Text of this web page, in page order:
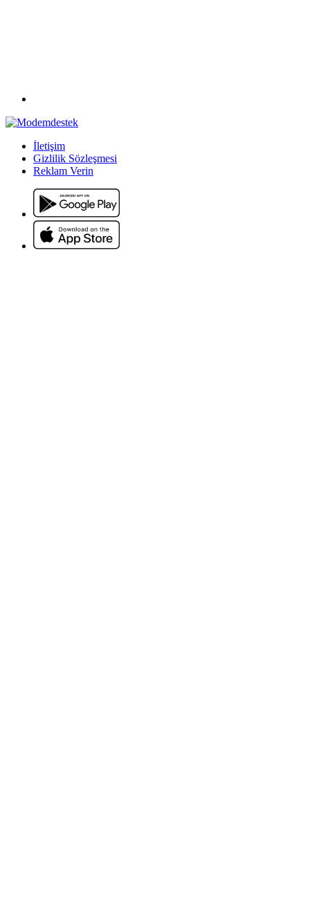
İletişim
Gizlilik Sözleşmesi
Reklam Verin